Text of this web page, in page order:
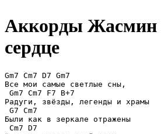
Аккорды Жасмин
сердце
Gm7 Cm7 D7 Gm7
Все мои самые светлые сны,
Gm7 Cm7 F7 B+7
Радуги, звёзды, легенды и храмы
G7 Cm7
Были как в зеркале отражены
Cm7 D7